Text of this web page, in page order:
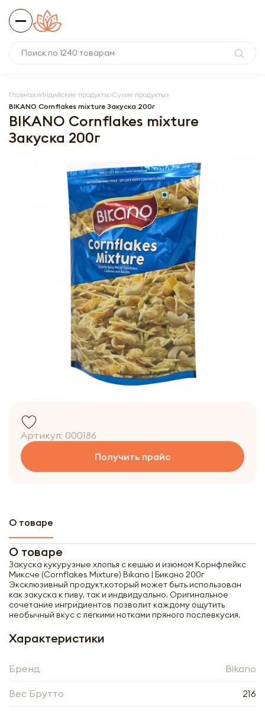
Главная Индийские продукты Сухие продукты
BIKANO Cornflakes mixture Закуска 200г
BIKANO Cornflakes mixture
Закуска 200г
Артикул: 000186
Получить прайс
О товаре
О товаре
Закуска кукурузные хлопья с кешью и изюмом Корнфлейкс
Миксче (Сornflakes Mixture) Bikano | Бикано 200г
Эксклюзивный продукт,который может быть использован
как закуска к пиву, так и индвидуально. Оригинальное
сочетание ингридиентов позволит каждому ощутить
необычный вкус с лёгкими нотками пряного послевкусия.
Характеристики
Бренд Bikano
Вес Брутто 216